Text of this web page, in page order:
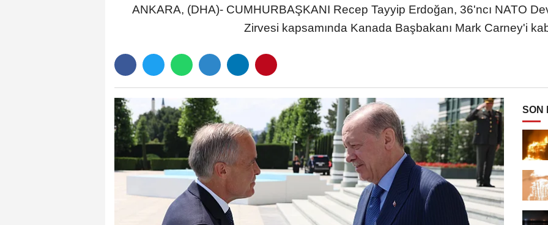
ANKARA, (DHA)- CUMHURBAŞKANI Recep Tayyip Erdoğan, 36'ncı NATO
Zirvesi kapsamında Kanada Başbakanı Mark Carney'i
SON